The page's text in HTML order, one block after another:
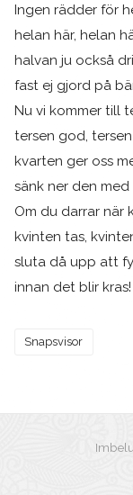
Ingen rädder för
helan här, helan
halvan ju också
fast ej gjord på
Nu vi kommer till
tersen god,
kvarten ger oss
sänk ner den med
Om du darrar när
kvinten tas,
sluta då upp att
innan det blir kras!
Snapsvisor